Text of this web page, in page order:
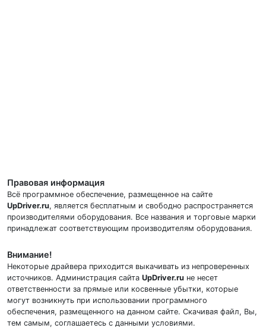
Правовая информация
Всё программное обеспечение, размещенное на сайте
UpDriver.ru, является бесплатным и свободно распространяется
производителями оборудования. Все названия и торговые марки
принадлежат соответствующим производителям оборудования.
Внимание!
Некоторые драйвера приходится выкачивать из непроверенных
источников. Администрация сайта UpDriver.ru не несет
ответственности за прямые или косвенные убытки, которые
могут возникнуть при использовании программного
обеспечения, размещенного на данном сайте. Скачивая файл, Вы,
тем самым, соглашаетесь с данными условиями.